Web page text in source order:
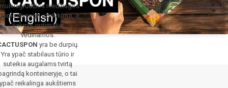
medžiagos
išvengti užmirkimo, o
šaknys optimaliai
vėdinamos.
yra be durpių.
Yra ypač stabilaus tūrio ir
suteikia augalams tvirtą
konteineryje, o tai
ypač reikalinga aukštiems